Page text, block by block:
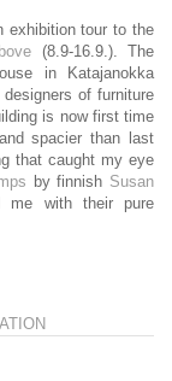
exhibition tour to the
(8.9-16.9.). The
in Katajanokka
of furniture
is now first time
spacier than last
that caught my eye
by finnish Susan
me with their pure